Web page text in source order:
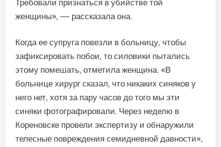
Требовали признаться в убийстве той
женщины», — рассказала она.
Когда ее супруга повезли в больницу, чтобы
зафиксировать побои, то силовики пытались
этому помешать, отметила женщина. «В
больнице хирург сказал, что никаких синяков у
него нет, хотя за пару часов до того мы эти
синяки фотографировали. Через неделю в
Кореновске провели экспертизу и обнаружили
телесные повреждения семидневной давности»,